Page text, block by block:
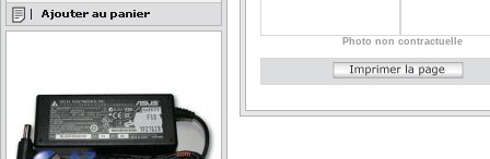
Photo non contractuelle